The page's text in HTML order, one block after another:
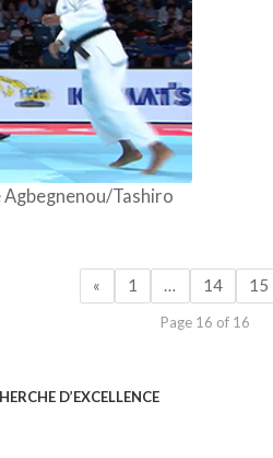
Tashiro
« 1 … 14 15
Page 16 of 16
D’EXCELLENCE